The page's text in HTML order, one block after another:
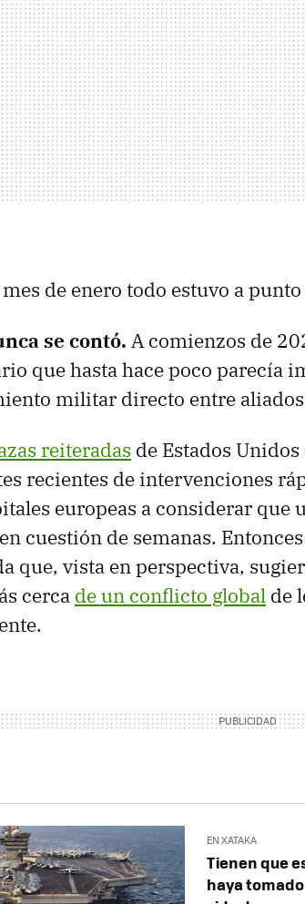
de enero todo estuvo a
se contó. A comienzos de
que hasta hace poco parecía
militar directo entre aliados
reiteradas de Estados
recientes de intervenciones
europeas a considerar
cuestión de semanas.
que, vista en perspectiva,
cerca de un conflicto global de
EN XATAKA
Tienen que
haya